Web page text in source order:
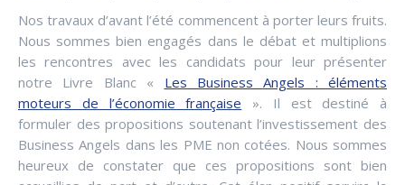
Nos travaux d’avant l’été commencent à porter leurs fruits.
Nous sommes bien engagés dans le débat et multiplions
les rencontres avec les candidats pour leur présenter
notre Livre Blanc « Les Business Angels : éléments
moteurs de l’économie française ». Il est destiné à
formuler des propositions soutenant l’investissement des
Business Angels dans les PME non cotées. Nous sommes
heureux de constater que ces propositions sont bien